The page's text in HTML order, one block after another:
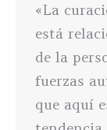
«La
está
de la
fuerzas
que aquí